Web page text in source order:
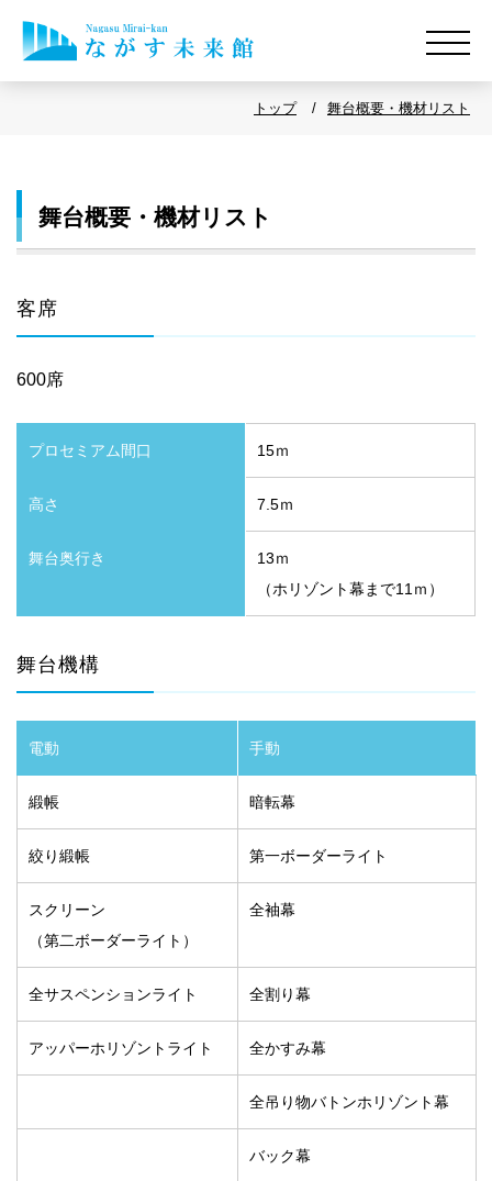
トップ 舞台概要・機材リスト
舞台概要・機材リスト
客席
600席
プロセミアム間口 15ｍ
高さ 7.5ｍ
舞台奥行き
13ｍ
（ホリゾント幕まで11ｍ）
舞台機構
電動 手動
緞帳 暗転幕
絞り緞帳 第一ボーダーライト
スクリーン
（第二ボーダーライト）
全袖幕
全サスペンションライト 全割り幕
アッパーホリゾントライト 全かすみ幕
全吊り物バトンホリゾント幕
バック幕